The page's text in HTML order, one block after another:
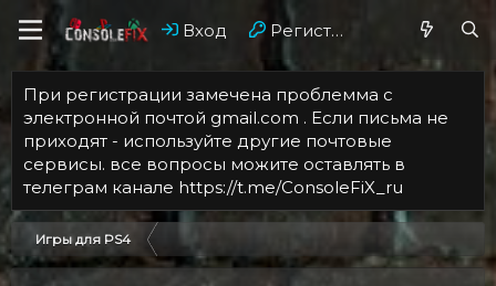
Вход Регистрация
При регистрации замечена проблемма с
электронной почтой gmail.com . Если письма не
приходят - используйте другие почтовые
сервисы. все вопросы можите оставлять в
телеграм канале https://t.me/ConsoleFiX_ru
Игры для PS4